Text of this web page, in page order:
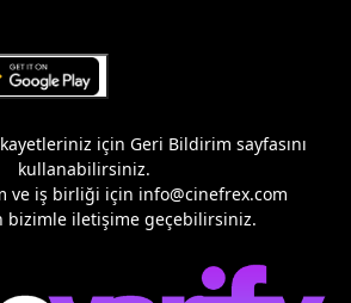
için Geri Bildirim sayfasını
kullanabilirsiniz.
ve iş birliği için info@cinefrex.com
bizimle iletişime geçebilirsiniz.